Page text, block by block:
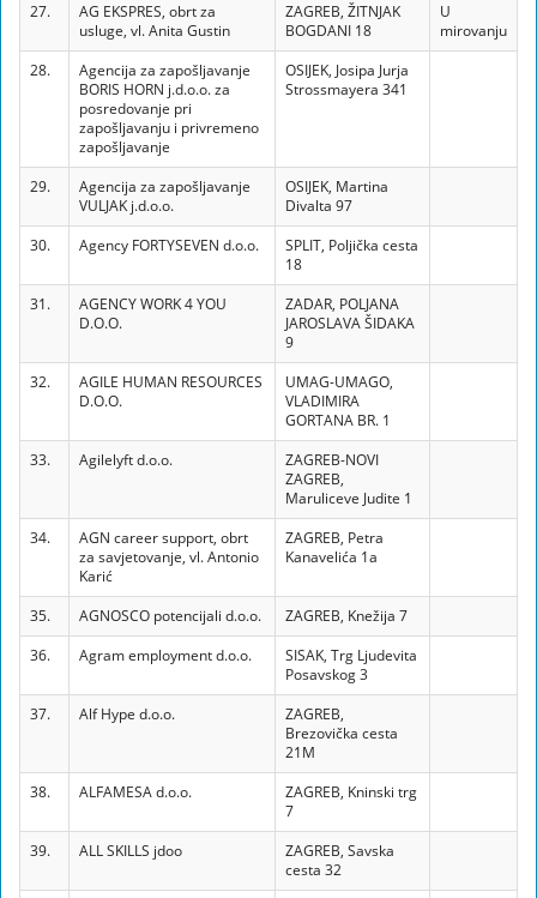
27.
AG EKSPRES, obrt za
usluge, vl. Anita Gustin
ZAGREB, ŽITNJAK
BOGDANI 18
U
mirovanju
28.
Agencija za zapošljavanje
BORIS HORN j.d.o.o. za
posredovanje pri
zapošljavanju i privremeno
zapošljavanje
OSIJEK, Josipa Jurja
Strossmayera 341
29.
Agencija za zapošljavanje
VULJAK j.d.o.o.
OSIJEK, Martina
Divalta 97
30.
Agency FORTYSEVEN d.o.o.
SPLIT, Poljička cesta
18
31.
AGENCY WORK 4 YOU
D.O.O.
ZADAR, POLJANA
JAROSLAVA ŠIDAKA
9
32.
AGILE HUMAN RESOURCES
D.O.O.
UMAG-UMAGO,
VLADIMIRA
GORTANA BR. 1
33.
Agilelyft d.o.o.
ZAGREB-NOVI
ZAGREB,
Maruliceve Judite 1
34.
AGN career support, obrt
za savjetovanje, vl. Antonio
Karić
ZAGREB, Petra
Kanavelića 1a
35. AGNOSCO potencijali d.o.o.
ZAGREB, Knežija 7
36.
Agram employment d.o.o.
SISAK, Trg Ljudevita
Posavskog 3
37.
Alf Hype d.o.o.
ZAGREB,
Brezovička cesta
21M
38.
ALFAMESA d.o.o.
ZAGREB, Kninski trg
7
39.
ALL SKILLS jdoo
ZAGREB, Savska
cesta 32